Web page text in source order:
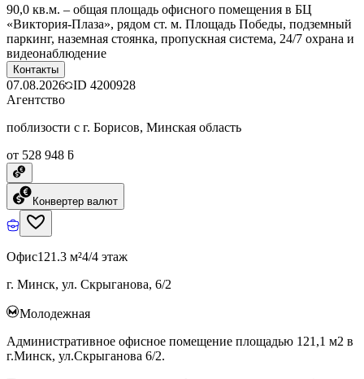
90,0 кв.м. – общая площадь офисного помещения в БЦ
«Виктория-Плаза», рядом ст. м. Площадь Победы, подземный
паркинг, наземная стоянка, пропускная система, 24/7 охрана и
видеонаблюдение
Контакты
07.08.2026 ID 4200928
Агентство
поблизости с г. Борисов, Минская область
от 528 948 ƃ
Конвертер валют
Офис121.3 м²4/4 этаж
г. Минск, ул. Скрыганова, 6/2
Молодежная
Административное офисное помещение площадью 121,1 м2 в
г.Минск, ул.Скрыганова 6/2.